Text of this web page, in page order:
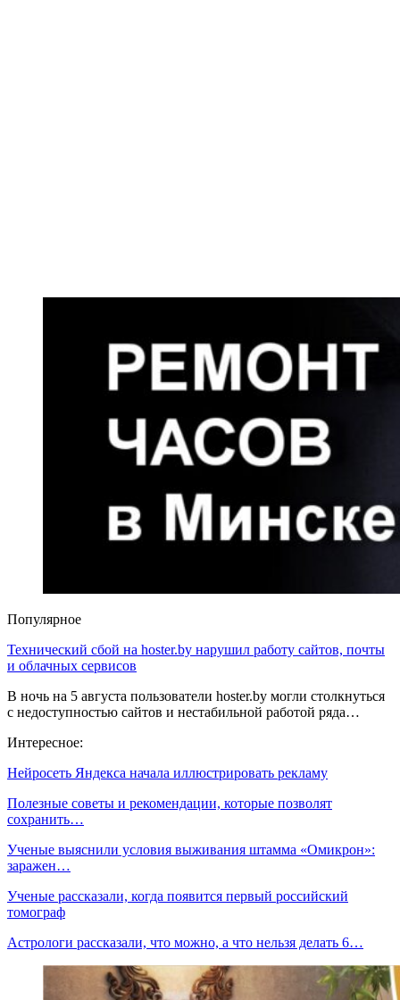
Популярное
Технический сбой на hoster.by нарушил работу сайтов, почты
и облачных сервисов
В ночь на 5 августа пользователи hoster.by могли столкнуться
с недоступностью сайтов и нестабильной работой ряда…
Интересное:
Нейросеть Яндекса начала иллюстрировать рекламу
Полезные советы и рекомендации, которые позволят
сохранить…
Ученые выяснили условия выживания штамма «Омикрон»:
заражен…
Ученые рассказали, когда появится первый российский
томограф
Астрологи рассказали, что можно, а что нельзя делать 6…